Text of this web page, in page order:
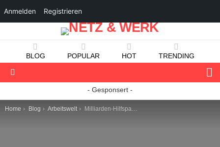
BLOG POPULAR HOT TRENDING
- Gesponsert -
You are here:
Home Blog Arbeitswelt Milliarden-Hilfspaket für Selbstständige von der Regierung geplant
Anmelden Registrieren